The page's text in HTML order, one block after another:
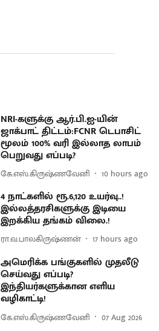
NRI-களுக்கு ஆர்.பி.ஐ-யின்
ஜாக்பாட் திட்டம்:FCNR டெபாசிட்
மூலம் 100% வரி இல்லாத லாபம்
பெறுவது எப்படி?
கே.எஸ்.கிருஷ்ணவேனி 10 hours ago
4 நாட்களில் ரூ.6,120 உயர்வு..!
இல்லத்தரசிகளுக்கு இடியை
இறக்கிய தங்கம் விலை.!
ரா.வ.பாலகிருஷ்ணன் 17 hours ago
அமெரிக்க பங்குகளில் முதலீடு
செய்வது எப்படி?
இந்தியர்களுக்கான எளிய
வழிகாட்டி!
கே.எஸ்.கிருஷ்ணவேனி 07 Aug 2026